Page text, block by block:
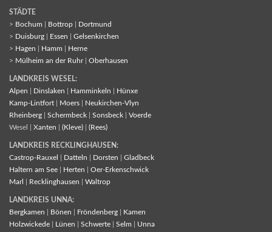
STÄDTE
> Bochum Bottrop
Dortmund
> Duisburg Essen
Gelsenkirchen
> Hagen Hamm
Herne
> Mülheim an der Ruhr| Oberhausen
LANDKREIS WESEL:
Alpen
Dinslaken Hamminkeln
Hünxe
Kamp-Lintfort
Moers
Neukirchen-Vlyn
Rheinberg
Schermbeck Sonsbeck
Voerde
Wesel | Xanten (Kleve) (Rees)
LANDKREIS RECKLINGHAUSEN:
Castrop-Rauxel
Datteln Dorsten
Gladbeck
Haltern am See
Herten
Oer-Erkenschwick
Marl
Recklinghausen Waltrop
LANDKREIS UNNA:
Bergkamen
Bönen Fröndenberg
Kamen
Holzwickede
Lünen Schwerte Selm
Unna